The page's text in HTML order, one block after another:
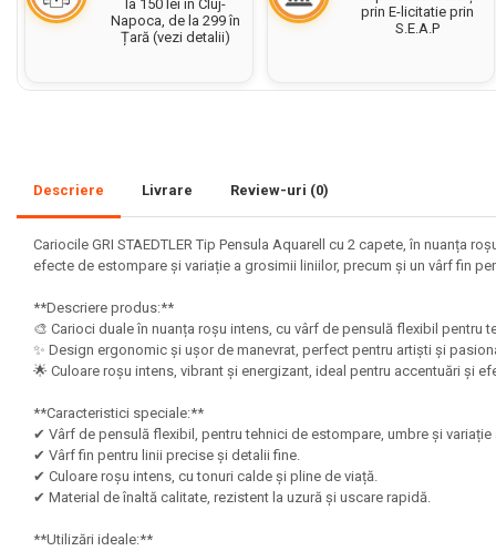
Set acuarele tempera
Pensule cu rezervor
Pensule scolare bucata
Pensule scolare set
Lipiciuri
Foarfece pentru copii
Hartie Creponata, Hartie
Glasata
Mape Birou/ Dosare Scolare
Trusa geometrie scolara
la 150 lei în Cluj-
Napoca, de la 299 în
Țară (vezi detalii)
prin E-licitatie prin
S.E.A.P
Descriere Livrare Review-uri (0)
Cariocile GRI STAEDTLER Tip Pensula Aquarell cu 2 capete, în nuanța
efecte de estompare și variație a grosimii liniilor, precum și un vârf fin
**Descriere produs:**
🎨 Carioci duale în nuanța roșu intens, cu vârf de pensulă flexibil
✨ Design ergonomic și ușor de manevrat, perfect pentru artiști și
🌟 Culoare roșu intens, vibrant și energizant, ideal pentru accentuări și
**Caracteristici speciale:**
✔ Vârf de pensulă flexibil, pentru tehnici de estompare, umbre și variație
✔ Vârf fin pentru linii precise și detalii fine.
✔ Culoare roșu intens, cu tonuri calde și pline de viață.
✔ Material de înaltă calitate, rezistent la uzură și uscare rapidă.
**Utilizări ideale:**